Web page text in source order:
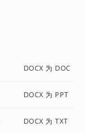
DOCX 为 DOC
DOCX 为 PPT
DOCX 为 TXT